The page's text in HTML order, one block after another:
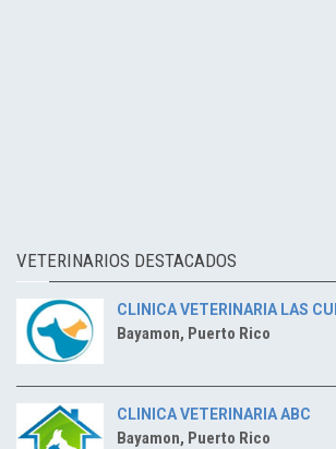
VETERINARIOS DESTACADOS
CLINICA VETERINARIA LAS
Bayamon, Puerto Rico
CLINICA VETERINARIA ABC
Bayamon, Puerto Rico